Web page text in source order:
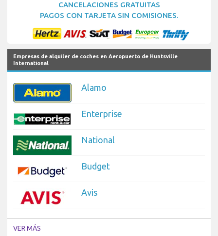
CANCELACIONES GRATUITAS
PAGOS CON TARJETA SIN COMISIONES.
Empresas de alquiler de coches en Aeropuerto de Huntsville
International
Alamo
Enterprise
National
Budget
Avis
VER MÁS